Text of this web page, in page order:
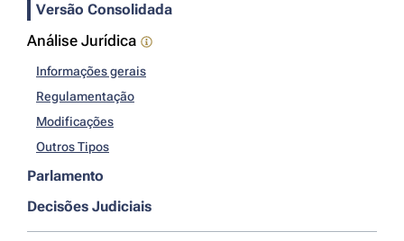
Versão Consolidada
Análise Jurídica
Informações gerais
Regulamentação
Modificações
Outros Tipos
Parlamento
Decisões Judiciais